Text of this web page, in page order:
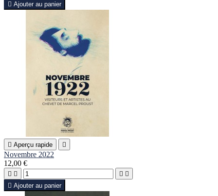
 Ajouter au panier
 Aperçu rapide 
Novembre 2022
12,00 €
   
 Ajouter au panier